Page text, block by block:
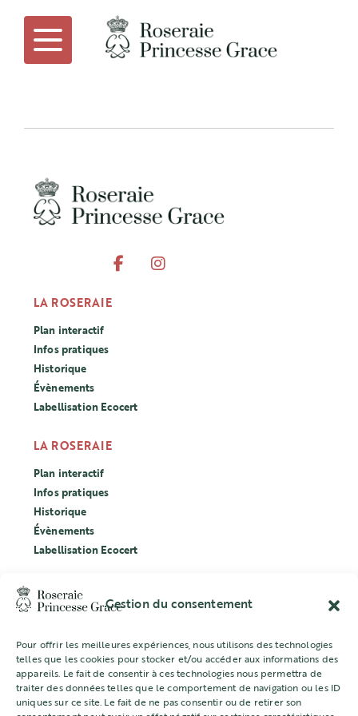
Gestion du consentement
Pour offrir les meilleures expériences, nous utilisons des technologies
telles que les cookies pour stocker et/ou accéder aux informations des
appareils. Le fait de consentir à ces technologies nous permettra de
traiter des données telles que le comportement de navigation ou les ID
uniques sur ce site. Le fait de ne pas consentir ou de retirer son
LA ROSERAIE
Plan interactif
Infos pratiques
Historique
Évènements
Labellisation Ecocert
LA ROSERAIE
Plan interactif
Infos pratiques
Historique
Évènements
Labellisation Ecocert
CONCOURS
L’ASSOCIATION
Mentions légales